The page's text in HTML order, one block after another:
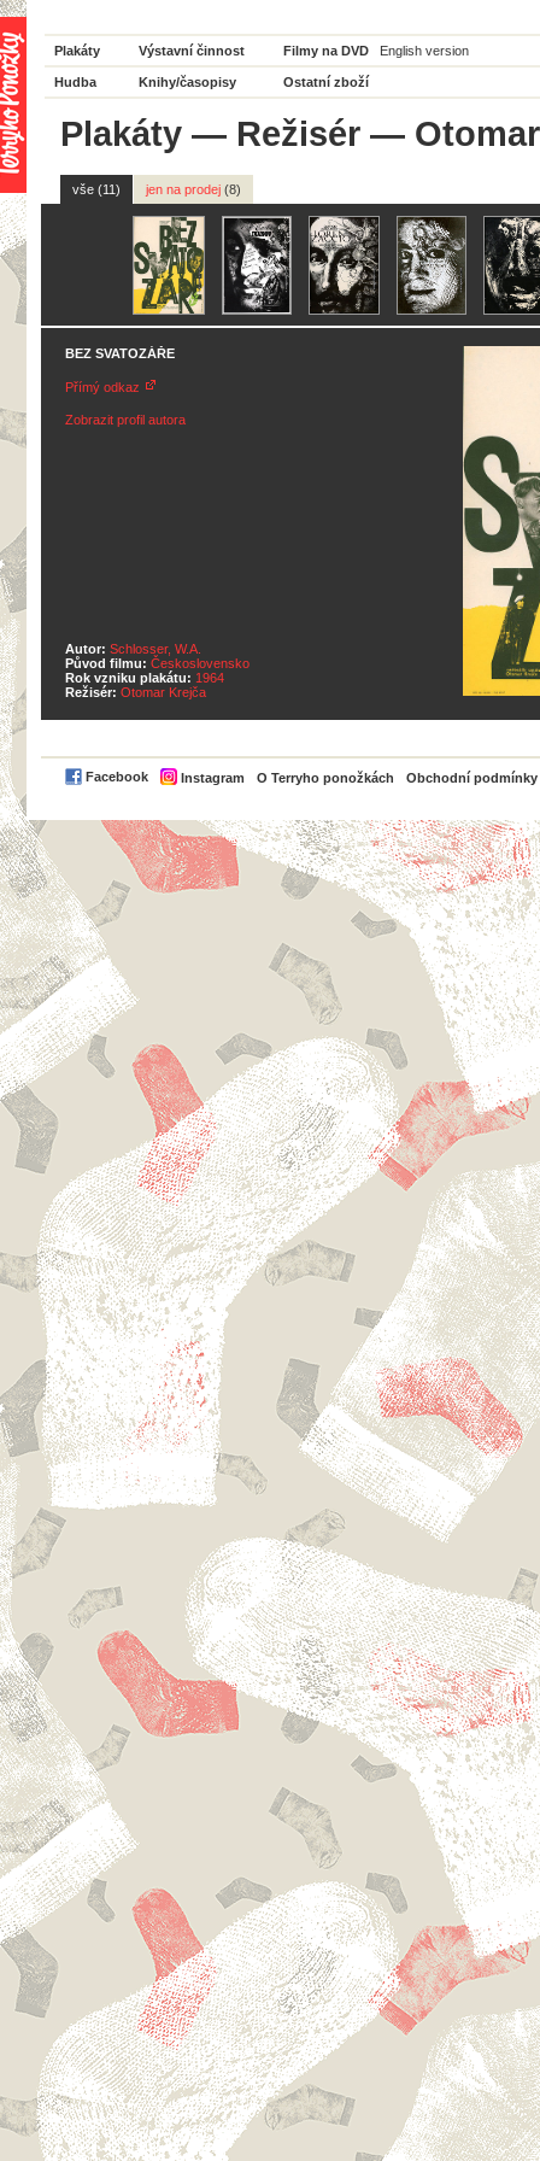
Plakáty Výstavní činnost Filmy na DVD English version
Hudba Knihy/časopisy Ostatní zboží
Plakáty — Režisér —
vše (11) jen na prodej (8)
BEZ SVATOZÁŘE
Přímý odkaz
Zobrazit profil autora
Autor: Schlosser, W.A.
Původ filmu: Československo
Rok vzniku plakátu: 1964
Režisér: Otomar Krejča
Facebook Instagram O Terryho ponožkách Obchodní podmínky
PayPal